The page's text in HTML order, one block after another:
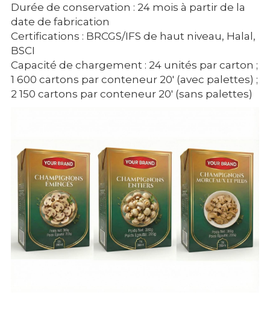
Durée de conservation : 24 mois à partir de la
date de fabrication
Certifications : BRCGS/IFS de haut niveau, Halal,
BSCI
Capacité de chargement : 24 unités par carton ;
1 600 cartons par conteneur 20' (avec palettes) ;
2 150 cartons par conteneur 20' (sans palettes)